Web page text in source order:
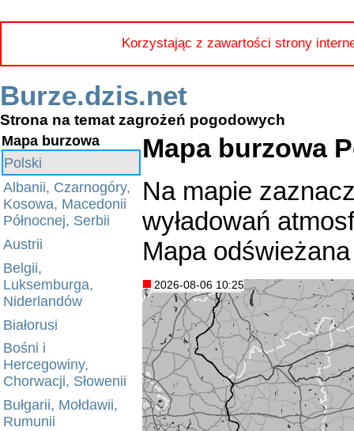
Korzystając z zawartości strony
Burze.dzis.net
Strona na temat zagrożeń pogodowych
Mapa burzowa
Polski
Albanii, Czarnogóry,
Kosowa, Macedonii
Północnej, Serbii
Austrii
Belgii,
Luksemburga,
Niderlandów
Białorusi
Bośni i
Hercegowiny,
Chorwacji, Słowenii
Bułgarii, Mołdawii,
Rumunii
Mapa burzowa
Na mapie
wyładowań
Mapa
2026-08-06 10:25